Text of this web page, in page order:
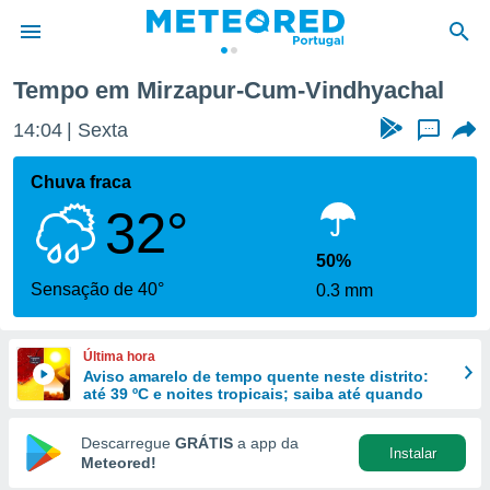
da
foi
fornecidas
a este
das
e
forma
digital
Tempo em Mirzapur-Cum-Vindhyachal
14:04 Sexta ...
Chuva fraca
32°
Sensação de 40°
50%
0.3 mm
Última hora
Aviso amarelo de tempo quente neste distrito:
até 39 ºC e noites tropicais; saiba até quando
Descarregue GRÁTIS a app da
Meteored!
Instalar